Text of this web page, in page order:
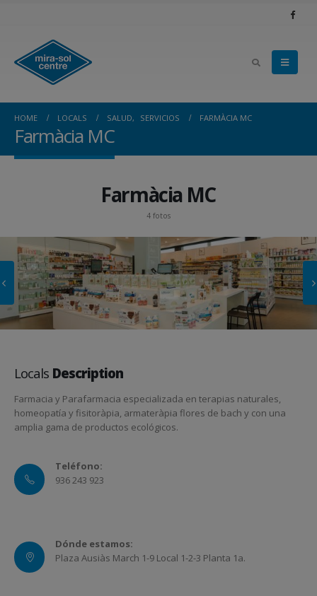
HOME LOCALS SALUD, SERVICIOS FARMÀCIA MC
Farmàcia MC
Farmàcia MC
4 fotos
Locals Description
Farmacia y Parafarmacia especializada en terapias naturales,
homeopatía y fisitoràpia, armateràpia flores de bach y con una
amplia gama de productos ecológicos.
Teléfono:
936 243 923
Dónde estamos:
Plaza Ausiàs March 1-9 Local 1-2-3 Planta 1a.